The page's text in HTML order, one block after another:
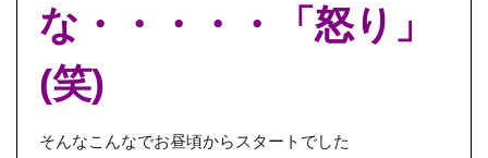
な・・・・・「怒り」
(笑)
そんなこんなでお昼頃からスタートでした